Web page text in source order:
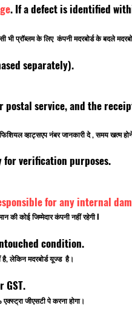
. If a defect is identified
भी प्रॉब्लम के लिए कंपनी मदरबोर्ड के बदले
separately).
postal service, and the
व्हाट्सएप नंबर जानकारी दे , समय
for verification purposes.
for any internal
की कोई जिम्मेदार कंपनी नहीं रहेगी I
condition.
लेकिन मदरबोर्ड यूज्ड है।
GST.
जीएसटी पे करना होगा।